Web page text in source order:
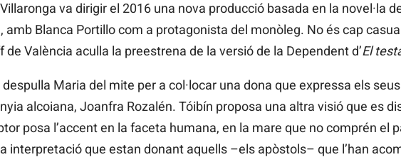
va dirigir el 2016 una nova producció basada en la novel·la
amb Blanca Portillo com a protagonista del monòleg. No és cap
de València aculla la preestrena de la versió de la Dependent d’El
despulla Maria del mite per a col·locar una dona que expressa els
alcoiana, Joanfra Rozalén. Tóibín proposa una altra visió que es
posa l’accent en la faceta humana, en la mare que no comprén el
interpretació que estan donant aquells –els apòstols– que l’han